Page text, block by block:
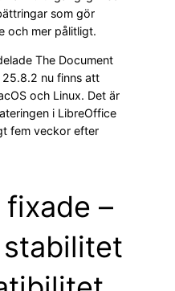
som gör
och mer pålitligt.
The Document
nu finns att
och Linux. Det är
i LibreOffice
fem veckor efter
–